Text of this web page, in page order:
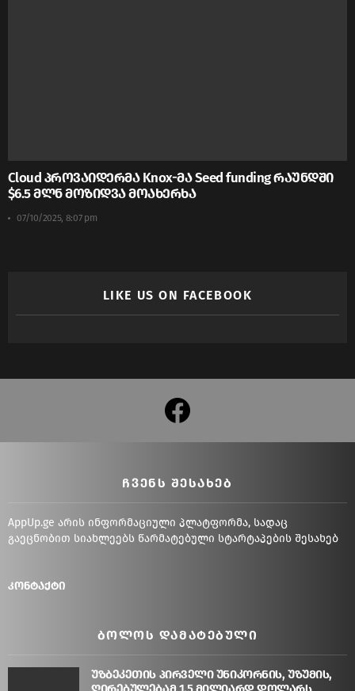
Cloud პროვაიდერმა Knox-მა Seed funding რაუნდში
$6.5 მლნ მოზიდვა მოახერხა
07/10/2025, 8:07 pm
LIKE US ON FACEBOOK
facebook
ᲩᲕᲔᲜᲡ ᲨᲔᲡᲐᲮᲔᲑ
AppUp.ge არის ინფორმაციული პლატფორმა, სადაც
გაეცნობით სიახლეებს წარმატებული სტარტაპების შესახებ
კონტაქტი
ᲑᲝᲚᲝᲡ ᲓᲐᲛᲐᲢᲔᲑᲣᲚᲘ
უზბეკეთის პირველი უნიკორნის, უზუმის,